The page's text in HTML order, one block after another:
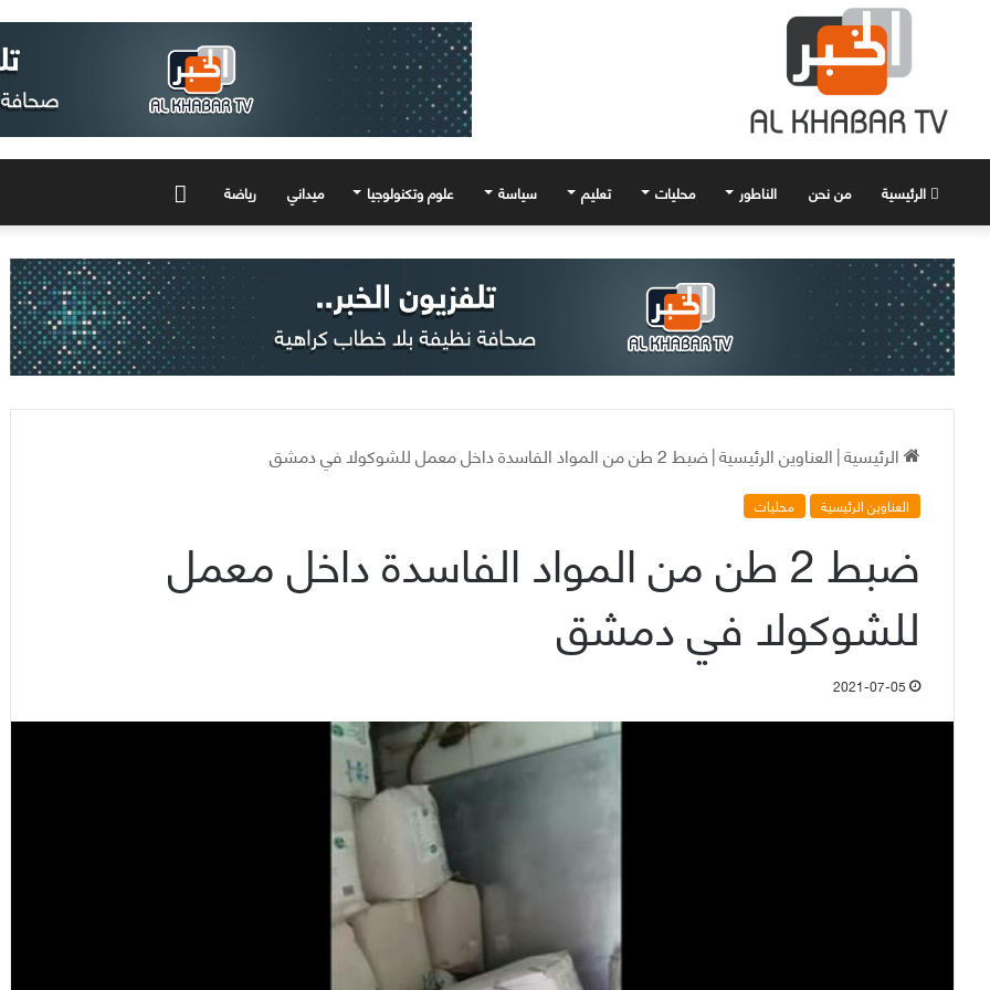
الرئيسية من نحن الناطور محليات تعليم سياسة علوم وتكنولوجيا ميداني رياضة
الرئيسية|العناوين الرئيسية|ضبط 2 طن من المواد الفاسدة داخل معمل للشوكولا في دمشق
العناوين الرئيسية محليات
ضبط 2 طن من المواد الفاسدة داخل معمل
للشوكولا في دمشق
2021-07-05